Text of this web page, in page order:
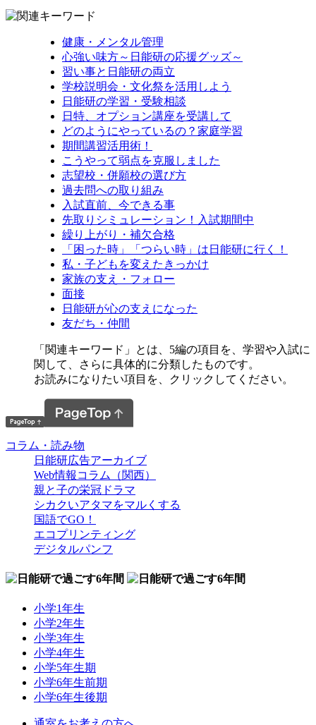
健康・メンタル管理
心強い味方～日能研の応援グッズ～
習い事と日能研の両立
学校説明会・文化祭を活用しよう
日能研の学習・受験相談
日特、オプション講座を受講して
どのようにやっているの？家庭学習
期間講習活用術！
こうやって弱点を克服しました
志望校・併願校の選び方
過去問への取り組み
入試直前、今できる事
先取りシミュレーション！入試期間中
繰り上がり・補欠合格
「困った時」「つらい時」は日能研に行く！
私・子どもを変えたきっかけ
家族の支え・フォロー
面接
日能研が心の支えになった
友だち・仲間
「関連キーワード」とは、5編の項目を、学習や入試に
関して、さらに具体的に分類したものです。
お読みになりたい項目を、クリックしてください。
コラム・読み物
日能研広告アーカイブ
Web情報コラム（関西）
親と子の栄冠ドラマ
シカクいアタマをマルくする
国語でGO！
エコプリンティング
デジタルパンフ
小学1年生
小学2年生
小学3年生
小学4年生
小学5年生期
小学6年生前期
小学6年生後期